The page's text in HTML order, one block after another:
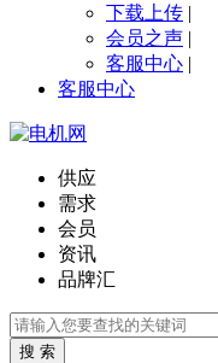
下载上传 |
会员之声 |
客服中心 |
客服中心
供应
需求
会员
资讯
品牌汇
搜 索